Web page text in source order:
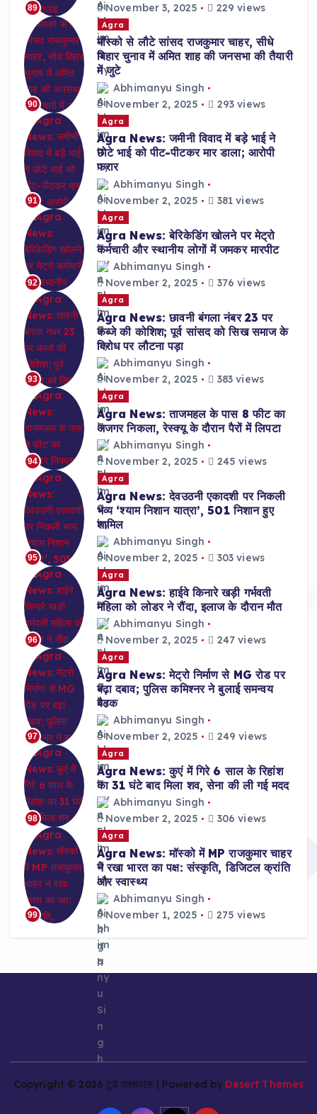
89
November 3, 2025
229 views
90
Agra
मॉस्को से लौटे सांसद राजकुमार चाहर, सीधे
बिहार चुनाव में अमित शाह की जनसभा की तैयारी
में जुटे
Abhimanyu Singh
November 2, 2025
293 views
91
Agra
Agra News: जमीनी विवाद में बड़े भाई ने
छोटे भाई को पीट-पीटकर मार डाला; आरोपी
फरार
Abhimanyu Singh
November 2, 2025
381 views
92
Agra
Agra News: बेरिकेडिंग खोलने पर मेट्रो
कर्मचारी और स्थानीय लोगों में जमकर मारपीट
Abhimanyu Singh
November 2, 2025
376 views
93
Agra
Agra News: छावनी बंगला नंबर 23 पर
कब्जे की कोशिश; पूर्व सांसद को सिख समाज के
विरोध पर लौटना पड़ा
Abhimanyu Singh
November 2, 2025
383 views
94
Agra
Agra News: ताजमहल के पास 8 फीट का
अजगर निकला, रेस्क्यू के दौरान पैरों में लिपटा
Abhimanyu Singh
November 2, 2025
245 views
95
Agra
Agra News: देवउठनी एकादशी पर निकली
भव्य ‘श्याम निशान यात्रा’, 501 निशान हुए
शामिल
Abhimanyu Singh
November 2, 2025
303 views
96
Agra
Agra News: हाईवे किनारे खड़ी गर्भवती
महिला को लोडर ने रौंदा, इलाज के दौरान मौत
Abhimanyu Singh
November 2, 2025
247 views
97
Agra
Agra News: मेट्रो निर्माण से MG रोड पर
बढ़ा दबाव; पुलिस कमिश्नर ने बुलाई समन्वय
बैठक
Abhimanyu Singh
November 2, 2025
249 views
98
Agra
Agra News: कुएं में गिरे 6 साल के रिहांश
का 31 घंटे बाद मिला शव, सेना की ली गई मदद
Abhimanyu Singh
November 2, 2025
306 views
99
Agra
Agra News: मॉस्को में MP राजकुमार चाहर
ने रखा भारत का पक्ष: संस्कृति, डिजिटल क्रांति
और स्वास्थ्य
Abhimanyu Singh
November 1, 2025
275 views
Copyright © 2026 टुडे एक्सप्रेस | Powered by Desert Themes